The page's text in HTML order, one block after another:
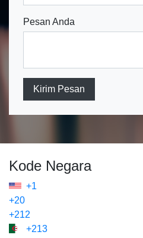
Pesan Anda
Kirim Pesan
Kode Negara
+1
+20
+212
+213